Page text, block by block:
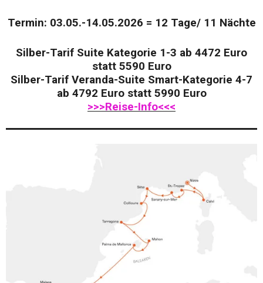
Termin: 03.05.-14.05.2026 = 12 Tage/ 11 Nächte
Silber-Tarif Suite Kategorie 1-3 ab 4472 Euro
statt 5590 Euro
Silber-Tarif Veranda-Suite Smart-Kategorie 4-7
ab 4792 Euro statt 5990 Euro
>>>Reise-Info<<<